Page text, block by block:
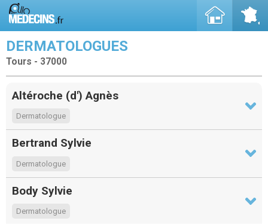
DERMATOLOGUES
Tours - 37000
Altéroche (d') Agnès
Dermatologue
Bertrand Sylvie
Dermatologue
Body Sylvie
Dermatologue